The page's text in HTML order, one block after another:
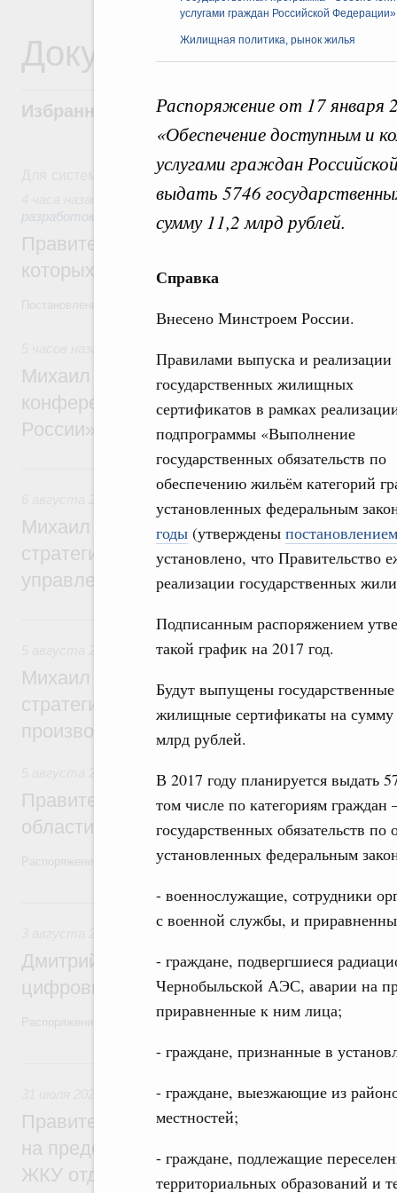
услугами граждан Российской Федерации»
Жилищная политика, рынок жилья
Распоряжение от 17 января
«Обеспечение доступным и
услугами граждан
выдать 5746
сумму 11,2 млрд рублей.
Справка
Внесено Минстроем России.
Правилами выпуска и реализации
государственных жилищных
сертификатов в рамках
подпрограммы «Выполнение
государственных обязательств по
обеспечению жильём категорий
установленных федеральным
годы (утверждены
установлено, что Правительство
реализации государственных
Подписанным распоряжением
такой график на 2017 год.
Будут выпущены государственные
жилищные сертификаты на сумму
млрд рублей.
В 2017 году планируется выдать
том числе по категориям
государственных обязательств
установленных федеральным
- военнослужащие, сотрудники
с военной службы, и
- граждане, подвергшиеся
Чернобыльской АЭС, аварии на
приравненные к ним лица;
- граждане, признанные в
- граждане, выезжающие из
местностей;
- граждане, подлежащие
территориальных образований и
Документы
Избранные документы со справками к
Для системного поиска перейдите в раздел "Поиск по
Государственная политика в сфере научных
разработок
Правительство расширило перечень
которых освобождаются от НДФЛ
Михаил Мишустин дал поручения по
конференции «Цифровая индустрия
России»
6 августа, четверг
Михаил Мишустин дал поручения по
стратегической сессии о
управления научно-технологическим
5 августа, среда
Вопросы производительности труда и
Михаил Мишустин дал поручения по
стратегической сессии, посвящённой
производительности труда
Национальный проект «Экологическое
Правительство увеличило объём
области в рамках федерального
Распоряжение от 3 августа 2026 года №2067-р
3 августа, понедельник
Регулирование в сфере торговли.
Дмитрий Григоренко возглавил штаб по
цифровых платформ
Распоряжение от 25 июля 2026 года №1966-р
31 июля, пятница
Социальная поддержка отдельных
Правительство направит регионам
на предоставление мер социальной
ЖКУ отдельным категориям граждан